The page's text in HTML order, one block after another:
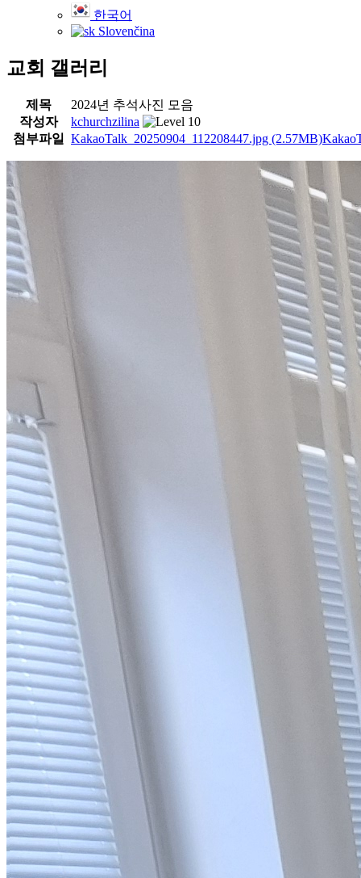
한국어
Slovenčina
교회 갤러리
제목
2024년 추석사진 모음
작성자
kchurchzilina
첨부파일
KakaoTalk_20250904_112208447.jpg (2.57MB)